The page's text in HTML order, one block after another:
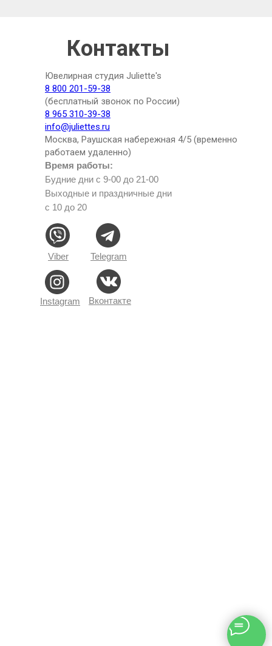
Время работы:
Будние дни с 9-00 до 21-00
Выходные и праздничные дни
с 10 до 20
Telegram
Viber
Instagram
Ювелирная студия Juliette's
8 800 201-59-38
(бесплатный звонок по России)
8 965 310-39-38
info@juliettes.ru
Москва, Раушская набережная 4/5 (временно
работаем удаленно)
Контакты
Вконтакте